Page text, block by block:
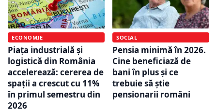
ECONOMIE
Piața industrială și
logistică din România
accelerează: cererea de
spații a crescut cu 11%
în primul semestru din
2026
SOCIAL
Pensia minimă în 2026.
Cine beneficiază de
bani în plus și ce
trebuie să știe
pensionarii români